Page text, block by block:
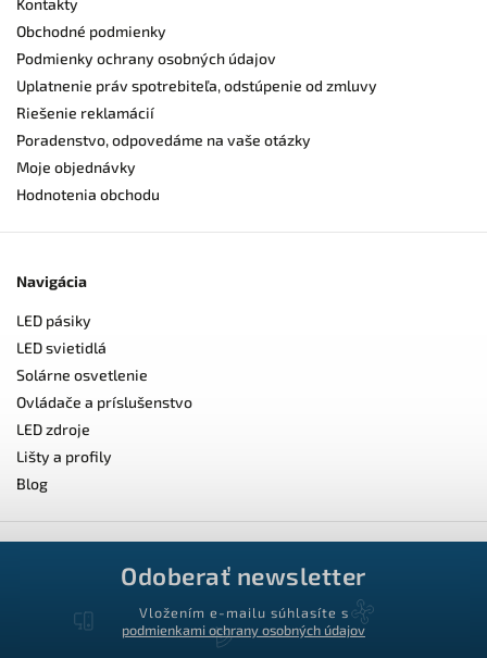
Obchodné podmienky
Podmienky ochrany osobných údajov
Uplatnenie práv spotrebiteľa, odstúpenie od zmluvy
Riešenie reklamácií
Poradenstvo, odpovedáme na vaše otázky
Moje objednávky
Hodnotenia obchodu
Navigácia
LED pásiky
LED svietidlá
Solárne osvetlenie
Ovládače a príslušenstvo
LED zdroje
Lišty a profily
Blog
Odoberať newsletter
Vložením e-mailu súhlasíte s
podmienkami ochrany osobných údajov